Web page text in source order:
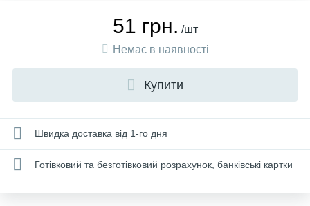
51 грн. /шт
Немає в наявності
Купити
Швидка доставка від 1-го дня
Готівковий та безготівковий розрахунок, банківські картки